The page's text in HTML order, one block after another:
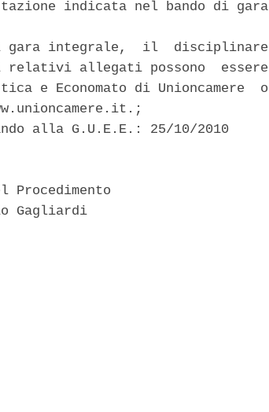
indicata nel bando di gara
integrale,  il  disciplinare
allegati possono  essere
Economato di Unioncamere  o
alla G.U.E.E.: 25/10/2010
Procedimento
Gagliardi